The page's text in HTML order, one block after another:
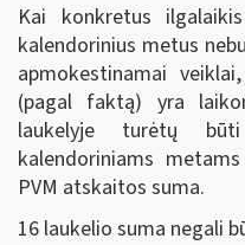
Kai konkretus
kalendorinius metus
apmokestinamai
(pagal faktą) yra
laukelyje turėtų
kalendoriniams
PVM atskaitos suma.
16 laukelio suma negali